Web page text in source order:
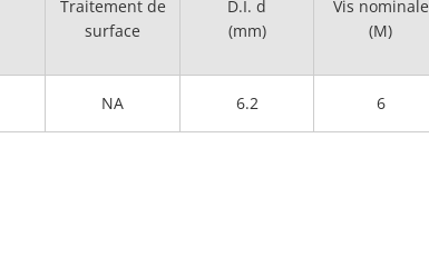
Traitement de
surface
D.I. d
(mm)
Vis nominale
(M)
NA 6.2 6